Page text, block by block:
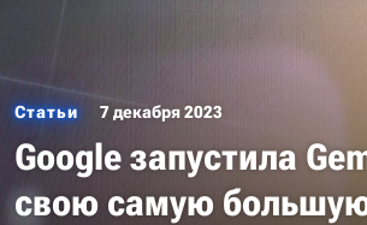
Статьи 7 декабря 2023
Google запустила
свою самую